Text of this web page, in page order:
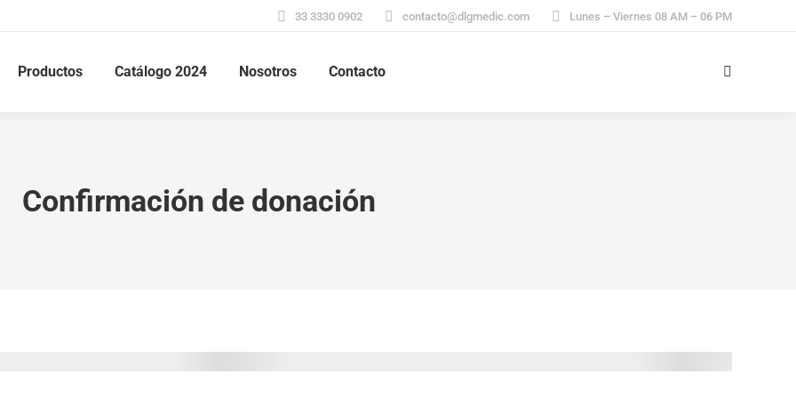
33 3330 0902 contacto@dlgmedic.com Lunes – Viernes 08 AM – 06 PM
Productos Catálogo 2024 Nosotros Contacto Search:
Confirmación de donación